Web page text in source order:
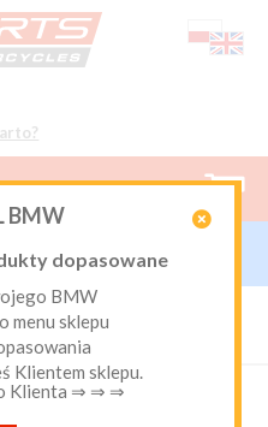

BMW
dopasowane
BMW
menu sklepu
Klientem sklepu.
Klienta ⇒ ⇒ ⇒

0
Twojego motocykla
zakupach. Od 20
od 9.90 zł
/ Oleje Silnikowe